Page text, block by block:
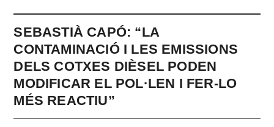
SEBASTIÀ CAPÓ: “LA
CONTAMINACIÓ I LES EMISSIONS
DELS COTXES DIÈSEL PODEN
MODIFICAR EL POL·LEN I FER-LO
MÉS REACTIU”